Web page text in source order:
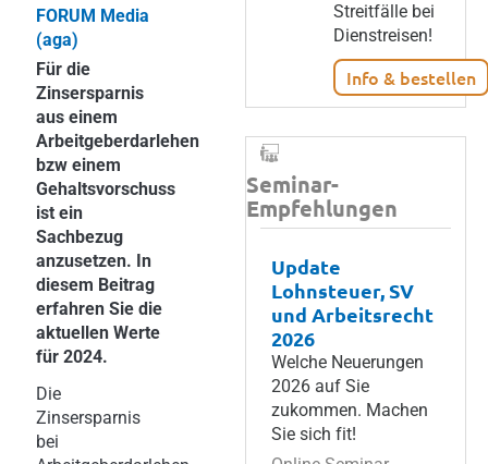
FORUM Media
(aga)
Für die
Zinsersparnis
aus einem
Arbeitgeberdarlehen
bzw einem
Gehaltsvorschuss
ist ein
Sachbezug
anzusetzen. In
diesem Beitrag
erfahren Sie die
aktuellen Werte
für 2024.
Die
Zinsersparnis
bei
Streitfälle bei
Dienstreisen!
Info & bestellen
Seminar-
Empfehlungen
Update
Lohnsteuer, SV
und Arbeitsrecht
2026
Welche Neuerungen
2026 auf Sie
zukommen. Machen
Sie sich fit!